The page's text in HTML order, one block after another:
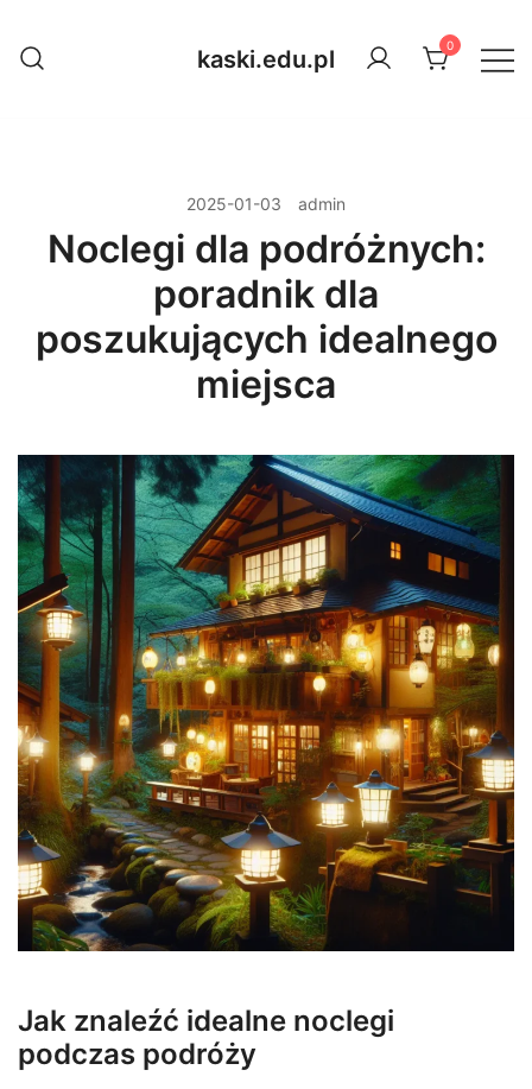
do
treści
kaski.edu.pl 0
2025-01-03 admin
Noclegi dla podróżnych:
poradnik dla
poszukujących idealnego
miejsca
Jak znaleźć idealne noclegi
podczas podróży